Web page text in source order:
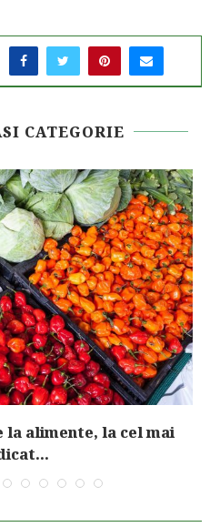
CATEGORIE
alimente, la cel mai